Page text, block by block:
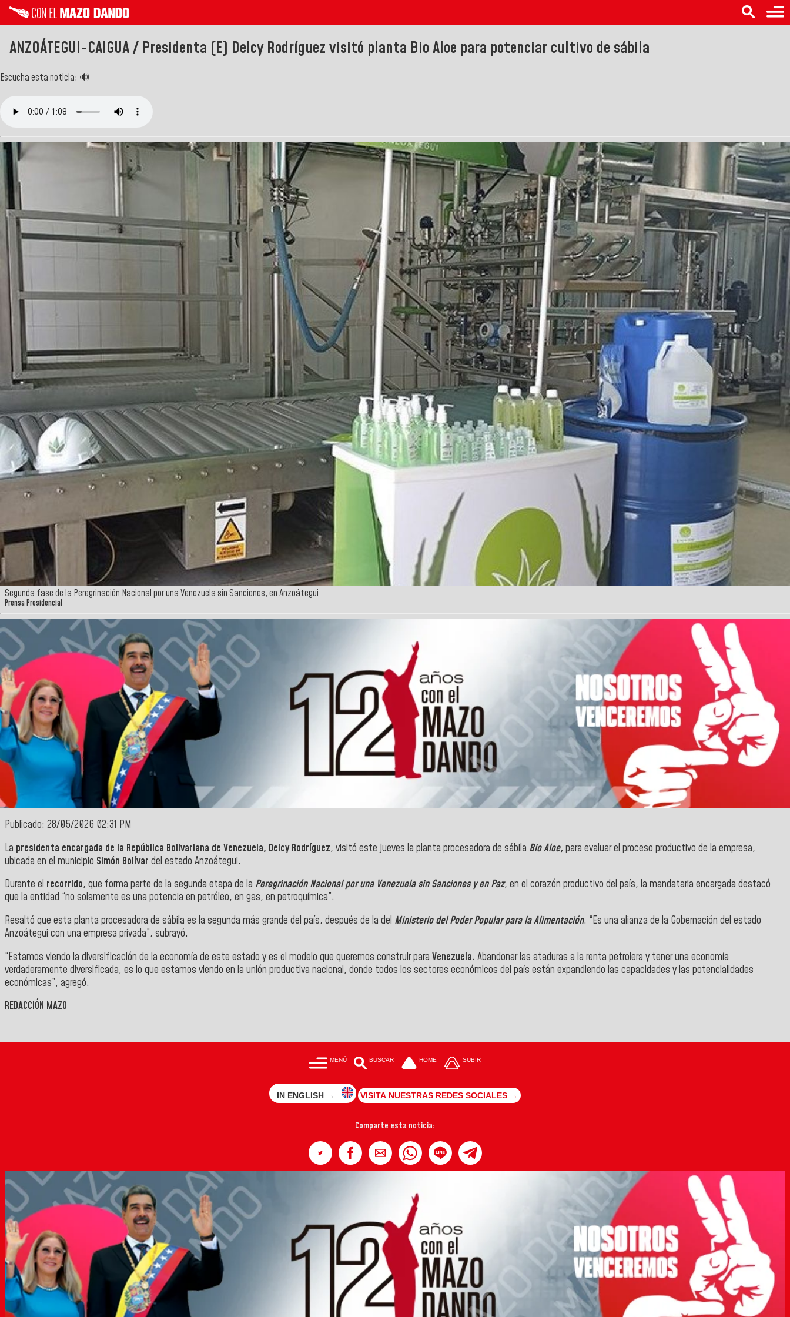
ANZOÁTEGUI-CAIGUA / Presidenta (E) Delcy Rodríguez visitó planta Bio Aloe para potenciar cultivo de sábila
Escucha esta noticia: 🔊
Segunda fase de la Peregrinación Nacional por una Venezuela sin Sanciones, en Anzoátegui
Prensa Presidencial
Publicado: 28/05/2026 02:31 PM
La presidenta encargada de la República Bolivariana de Venezuela, Delcy Rodríguez, visitó este jueves la planta procesadora de sábila Bio Aloe, para evaluar el proceso productivo de la empresa,
ubicada en el municipio Simón Bolívar del estado Anzoátegui.
Durante el recorrido, que forma parte de la segunda etapa de la Peregrinación Nacional por una Venezuela sin Sanciones y en Paz, en el corazón productivo del país, la mandataria encargada destacó
que la entidad “no solamente es una potencia en petróleo, en gas, en petroquímica”.
Resaltó que esta planta procesadora de sábila es la segunda más grande del país, después de la del Ministerio del Poder Popular para la Alimentación. “Es una alianza de la Gobernación del estado
Anzoátegui con una empresa privada”, subrayó.
“Estamos viendo la diversificación de la economía de este estado y es el modelo que queremos construir para Venezuela. Abandonar las ataduras a la renta petrolera y tener una economía
verdaderamente diversificada, es lo que estamos viendo en la unión productiva nacional, donde todos los sectores económicos del país están expandiendo las capacidades y las potencialidades
económicas”, agregó.
REDACCIÓN MAZO
MENÚ BUSCAR HOME SUBIR
IN ENGLISH → VISITA NUESTRAS REDES SOCIALES →
Comparte esta noticia: